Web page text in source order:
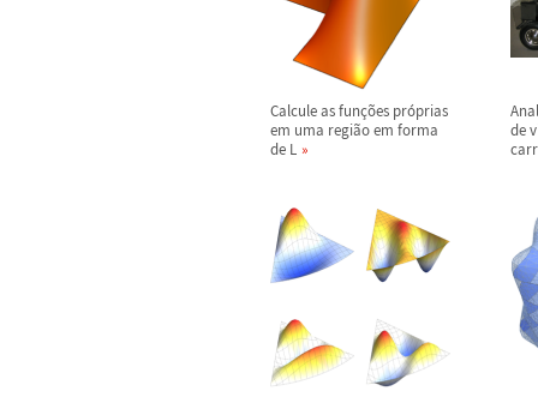
Calcule as funções próprias
em uma região em forma
de L
de